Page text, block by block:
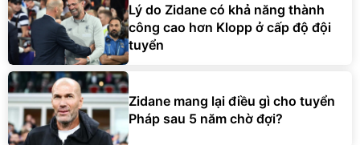
Lý do Zidane có khả năng thành
công cao hơn Klopp ở cấp độ đội
tuyển
Zidane mang lại điều gì cho tuyển
Pháp sau 5 năm chờ đợi?